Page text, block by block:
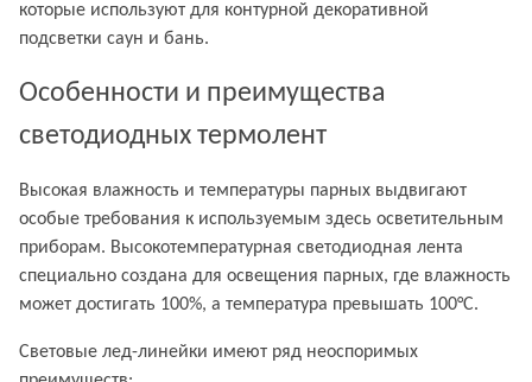
которые используют для контурной декоративной
подсветки саун и бань.
Особенности и преимущества
светодиодных термолент
Высокая влажность и температуры парных выдвигают
особые требования к используемым здесь осветительным
приборам. Высокотемпературная светодиодная лента
специально создана для освещения парных, где влажность
может достигать 100%, а температура превышать 100°С.
Световые лед-линейки имеют ряд неоспоримых